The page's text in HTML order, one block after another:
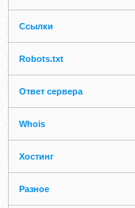
Ссылки
Robots.txt
Ответ сервера
Whois
Хостинг
Разное